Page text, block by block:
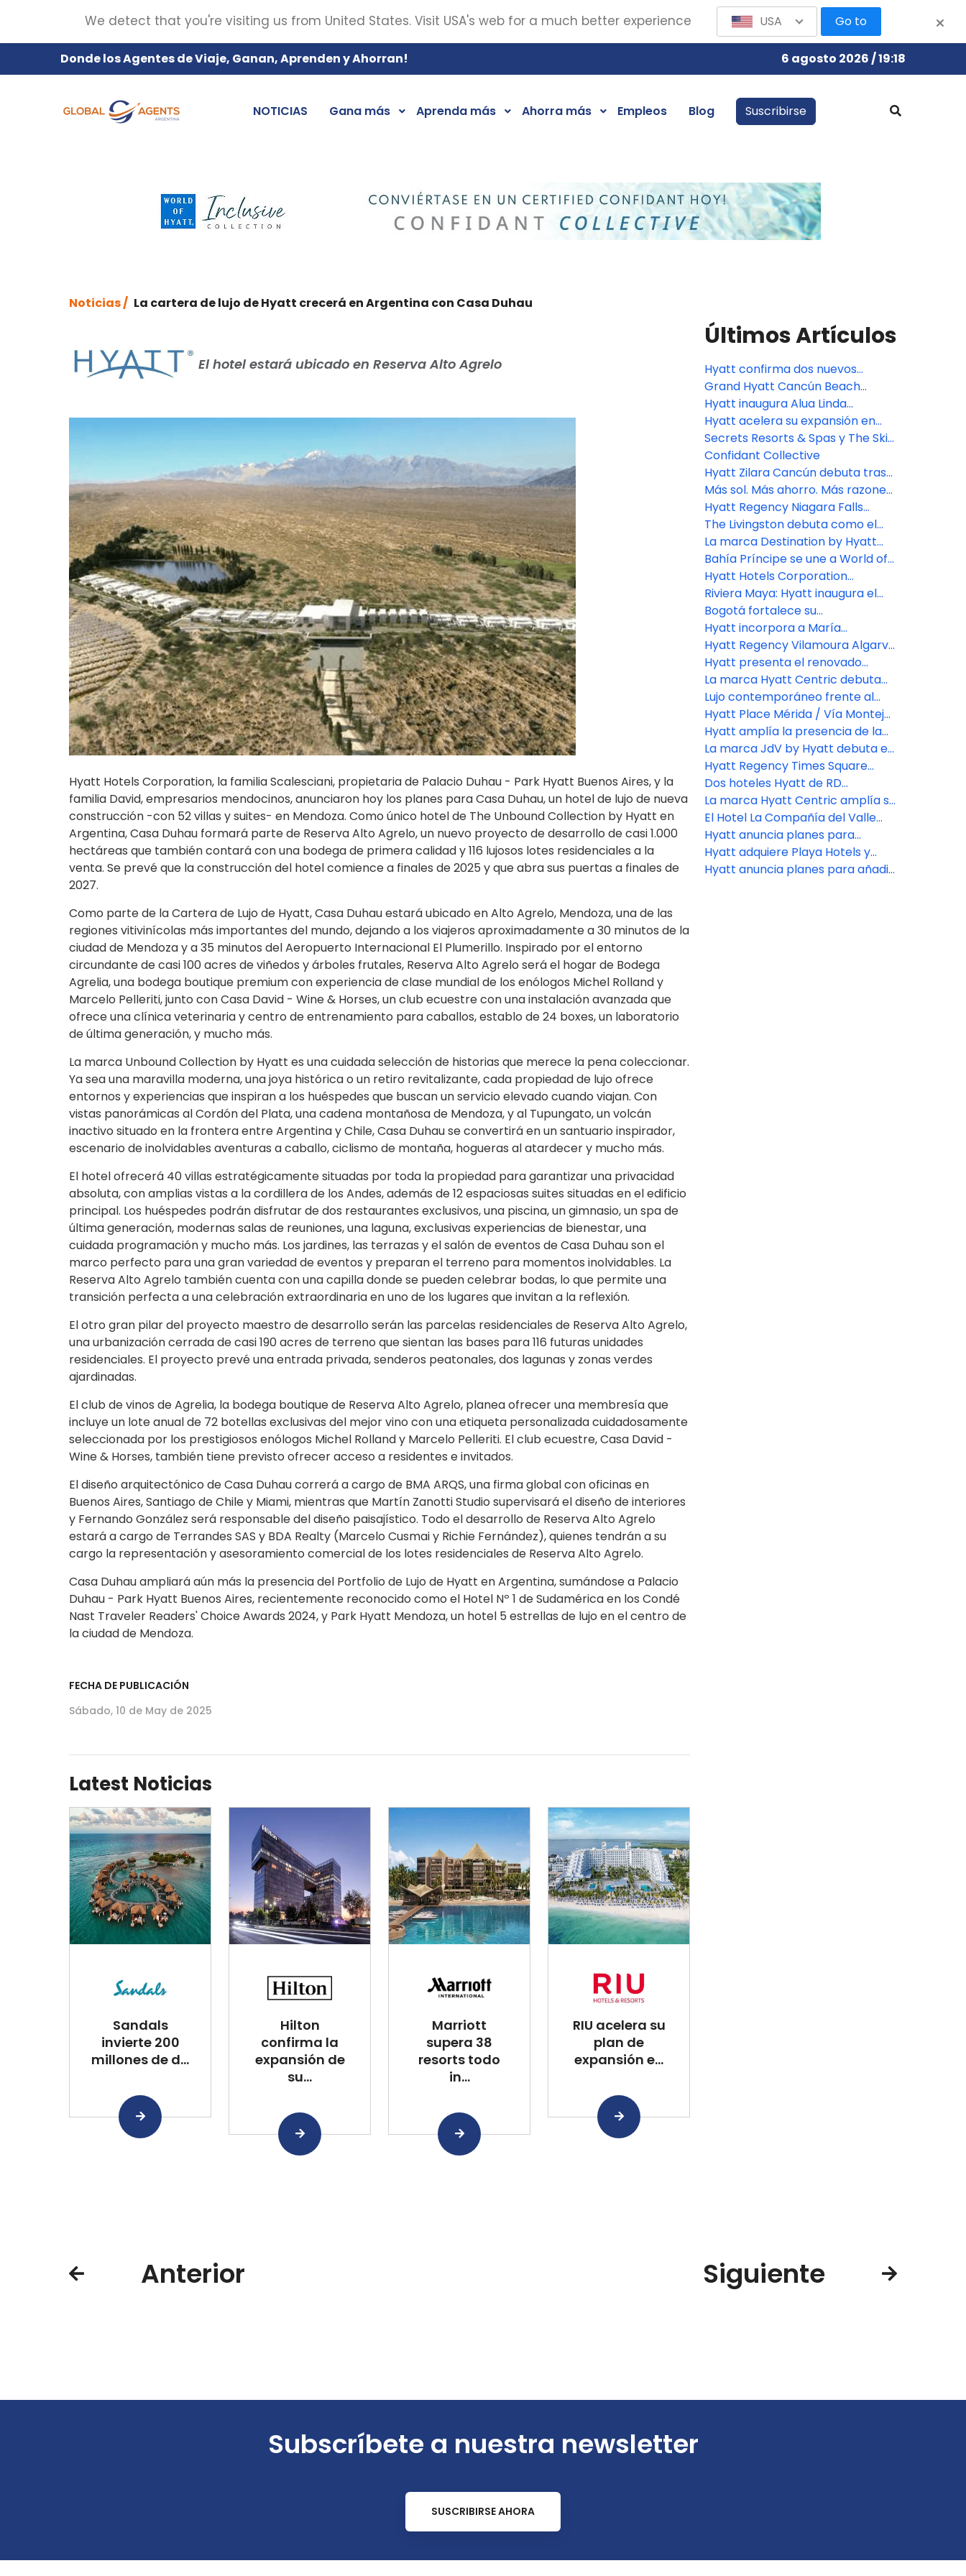
Donde los Agentes de Viaje, Ganan, Aprenden y Ahorran! 6 agosto 2026 / 19:18
NOTICIAS Gana más Aprenda más Ahorra más Empleos Blog Suscribirse
Noticias / La cartera de lujo de Hyatt crecerá en Argentina con Casa Duhau
El hotel estará ubicado en Reserva Alto Agrelo
Hyatt Hotels Corporation, la familia Scalesciani, propietaria de Palacio Duhau - Park Hyatt Buenos Aires, y la
familia David, empresarios mendocinos, anunciaron hoy los planes para Casa Duhau, un hotel de lujo de nueva
construcción -con 52 villas y suites- en Mendoza. Como único hotel de The Unbound Collection by Hyatt en
Argentina, Casa Duhau formará parte de Reserva Alto Agrelo, un nuevo proyecto de desarrollo de casi 1.000
hectáreas que también contará con una bodega de primera calidad y 116 lujosos lotes residenciales a la
venta. Se prevé que la construcción del hotel comience a finales de 2025 y que abra sus puertas a finales de
2027.
Como parte de la Cartera de Lujo de Hyatt, Casa Duhau estará ubicado en Alto Agrelo, Mendoza, una de las
regiones vitivinícolas más importantes del mundo, dejando a los viajeros aproximadamente a 30 minutos de la
ciudad de Mendoza y a 35 minutos del Aeropuerto Internacional El Plumerillo. Inspirado por el entorno
circundante de casi 100 acres de viñedos y árboles frutales, Reserva Alto Agrelo será el hogar de Bodega
Agrelia, una bodega boutique premium con experiencia de clase mundial de los enólogos Michel Rolland y
Marcelo Pelleriti, junto con Casa David - Wine & Horses, un club ecuestre con una instalación avanzada que
ofrece una clínica veterinaria y centro de entrenamiento para caballos, establo de 24 boxes, un laboratorio
de última generación, y mucho más.
La marca Unbound Collection by Hyatt es una cuidada selección de historias que merece la pena coleccionar.
Ya sea una maravilla moderna, una joya histórica o un retiro revitalizante, cada propiedad de lujo ofrece
entornos y experiencias que inspiran a los huéspedes que buscan un servicio elevado cuando viajan. Con
vistas panorámicas al Cordón del Plata, una cadena montañosa de Mendoza, y al Tupungato, un volcán
inactivo situado en la frontera entre Argentina y Chile, Casa Duhau se convertirá en un santuario inspirador,
escenario de inolvidables aventuras a caballo, ciclismo de montaña, hogueras al atardecer y mucho más.
El hotel ofrecerá 40 villas estratégicamente situadas por toda la propiedad para garantizar una privacidad
absoluta, con amplias vistas a la cordillera de los Andes, además de 12 espaciosas suites situadas en el edificio
principal. Los huéspedes podrán disfrutar de dos restaurantes exclusivos, una piscina, un gimnasio, un spa de
última generación, modernas salas de reuniones, una laguna, exclusivas experiencias de bienestar, una
cuidada programación y mucho más. Los jardines, las terrazas y el salón de eventos de Casa Duhau son el
marco perfecto para una gran variedad de eventos y preparan el terreno para momentos inolvidables. La
Reserva Alto Agrelo también cuenta con una capilla donde se pueden celebrar bodas, lo que permite una
transición perfecta a una celebración extraordinaria en uno de los lugares que invitan a la reflexión.
El otro gran pilar del proyecto maestro de desarrollo serán las parcelas residenciales de Reserva Alto Agrelo,
una urbanización cerrada de casi 190 acres de terreno que sientan las bases para 116 futuras unidades
residenciales. El proyecto prevé una entrada privada, senderos peatonales, dos lagunas y zonas verdes
ajardinadas.
El club de vinos de Agrelia, la bodega boutique de Reserva Alto Agrelo, planea ofrecer una membresía que
incluye un lote anual de 72 botellas exclusivas del mejor vino con una etiqueta personalizada cuidadosamente
seleccionada por los prestigiosos enólogos Michel Rolland y Marcelo Pelleriti. El club ecuestre, Casa David -
Wine & Horses, también tiene previsto ofrecer acceso a residentes e invitados.
El diseño arquitectónico de Casa Duhau correrá a cargo de BMA ARQS, una firma global con oficinas en
Buenos Aires, Santiago de Chile y Miami, mientras que Martín Zanotti Studio supervisará el diseño de interiores
y Fernando González será responsable del diseño paisajístico. Todo el desarrollo de Reserva Alto Agrelo
estará a cargo de Terrandes SAS y BDA Realty (Marcelo Cusmai y Richie Fernández), quienes tendrán a su
cargo la representación y asesoramiento comercial de los lotes residenciales de Reserva Alto Agrelo.
Casa Duhau ampliará aún más la presencia del Portfolio de Lujo de Hyatt en Argentina, sumándose a Palacio
Duhau - Park Hyatt Buenos Aires, recientemente reconocido como el Hotel Nº 1 de Sudamérica en los Condé
Nast Traveler Readers' Choice Awards 2024, y Park Hyatt Mendoza, un hotel 5 estrellas de lujo en el centro de
la ciudad de Mendoza.
FECHA DE PUBLICACIÓN
Sábado, 10 de May de 2025
Latest Noticias
Sandals
invierte 200
millones de d...
Hilton
confirma la
expansión de
su...
Marriott
supera 38
resorts todo
in...
RIU acelera su
plan de
expansión e...
Últimos Artículos
Hyatt confirma dos nuevos
resorts de lujo en México para
este año
Grand Hyatt Cancún Beach
Resort abrirá sus puertas el 17 de
noviembre de 2026
Hyatt inaugura Alua Linda
Mallorca
Hyatt acelera su expansión en
Europa con nuevos proyectos
hoteleros
Secrets Resorts & Spas y The Skin
Deep lanzan una colaboración
única en su tipo enfocada en la
conexión significativa
Confidant Collective
Hyatt Zilara Cancún debuta tras
una extensa remodelación
Más sol. Más ahorro. Más razones
para viajar este verano
Hyatt Regency Niagara Falls
Fallsview abre con vistas a la
maravilla natural de las
Cataratas del Niágara
The Livingston debuta como el
primer hotel de Hyatt en
Brooklyn, Nueva York
La marca Destination by Hyatt
debuta en Portugal con la
apertura de Masana Algarve
Bahía Príncipe se une a World of
Hyatt: Ya puedes ganar puntos en
20 escapadas bañadas por el sol
Hyatt Hotels Corporation
expandirá su presencia all-
inclusive en República
Dominicana
Riviera Maya: Hyatt inaugura el
primer Alila de Latinoamérica con
182 habitaciones
Bogotá fortalece su
posicionamiento como sede
regional para congresos
corporativos
Hyatt incorpora a María
Zarraluqui para liderar el
crecimiento de su Inclusive
Collection a nivel global
Hyatt Regency Vilamoura Algarve
abre en la costa del Algarve
Hyatt presenta el renovado
Secrets Playa Mujeres Golf & Spa
Resort
La marca Hyatt Centric debuta
en Puerto Rico con el Hyatt
Centric San Juan Isla Verde
Lujo contemporáneo frente al
mar: Park Hyatt Cabo del Sol
Hyatt Place Mérida / Vía Montejo
celebra su gran inauguración en
Yucatán, México
Hyatt amplía la presencia de la
marca Secrets Resorts & Spas en
Cancún con la apertura del
Secrets Mirabel Cancún Resort &
Spa
La marca JdV by Hyatt debuta en
el Caribe con el Royal Beach
Hotel Punta Cana
Hyatt Regency Times Square
celebra su gran apertura tras una
transformación multimillonaria
Dos hoteles Hyatt de RD
premiados en los Corry Oakes
Strategic Partner
La marca Hyatt Centric amplía su
presencia mundial con nuevas y
próximas aperturas de hoteles
El Hotel La Compañía del Valle
abre sus puertas en el Valle de
Antón de Panamá
Hyatt anuncia planes para
adquirir Playa Hotels & Resorts
N.V., mejorando la plataforma de
Hyatt adquiere Playa Hotels y
añade 8.600 cuartos
Hyatt anuncia planes para añadir
Anterior Siguiente
Subscríbete a nuestra newsletter
SUSCRIBIRSE AHORA
We detect that you're visiting us from United States. Visit USA's web for a much better experience USA Go to